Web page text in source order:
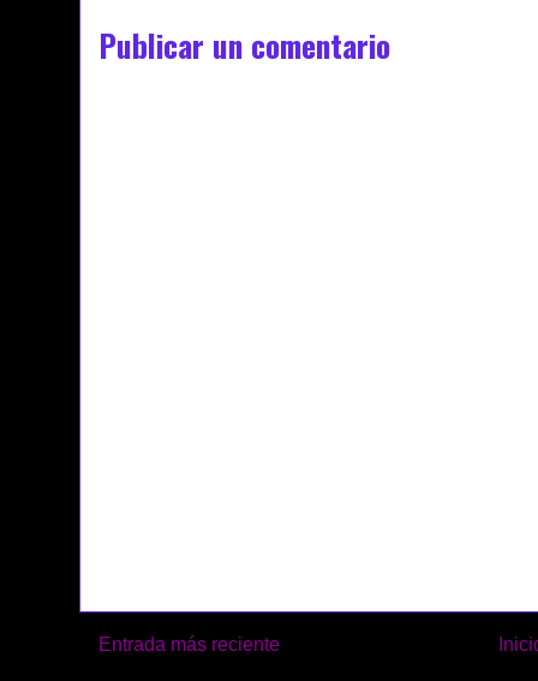
Publicar un comentario
Entrada más reciente